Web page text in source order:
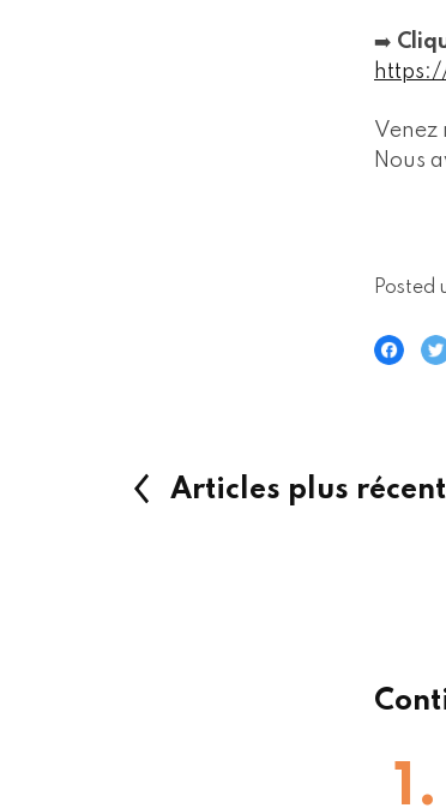
➡️
Venez
Nous
Posted
Articles plus